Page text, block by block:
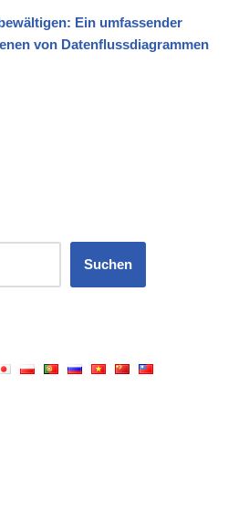
Ein umfassender
von Datenflussdiagrammen
Suchen